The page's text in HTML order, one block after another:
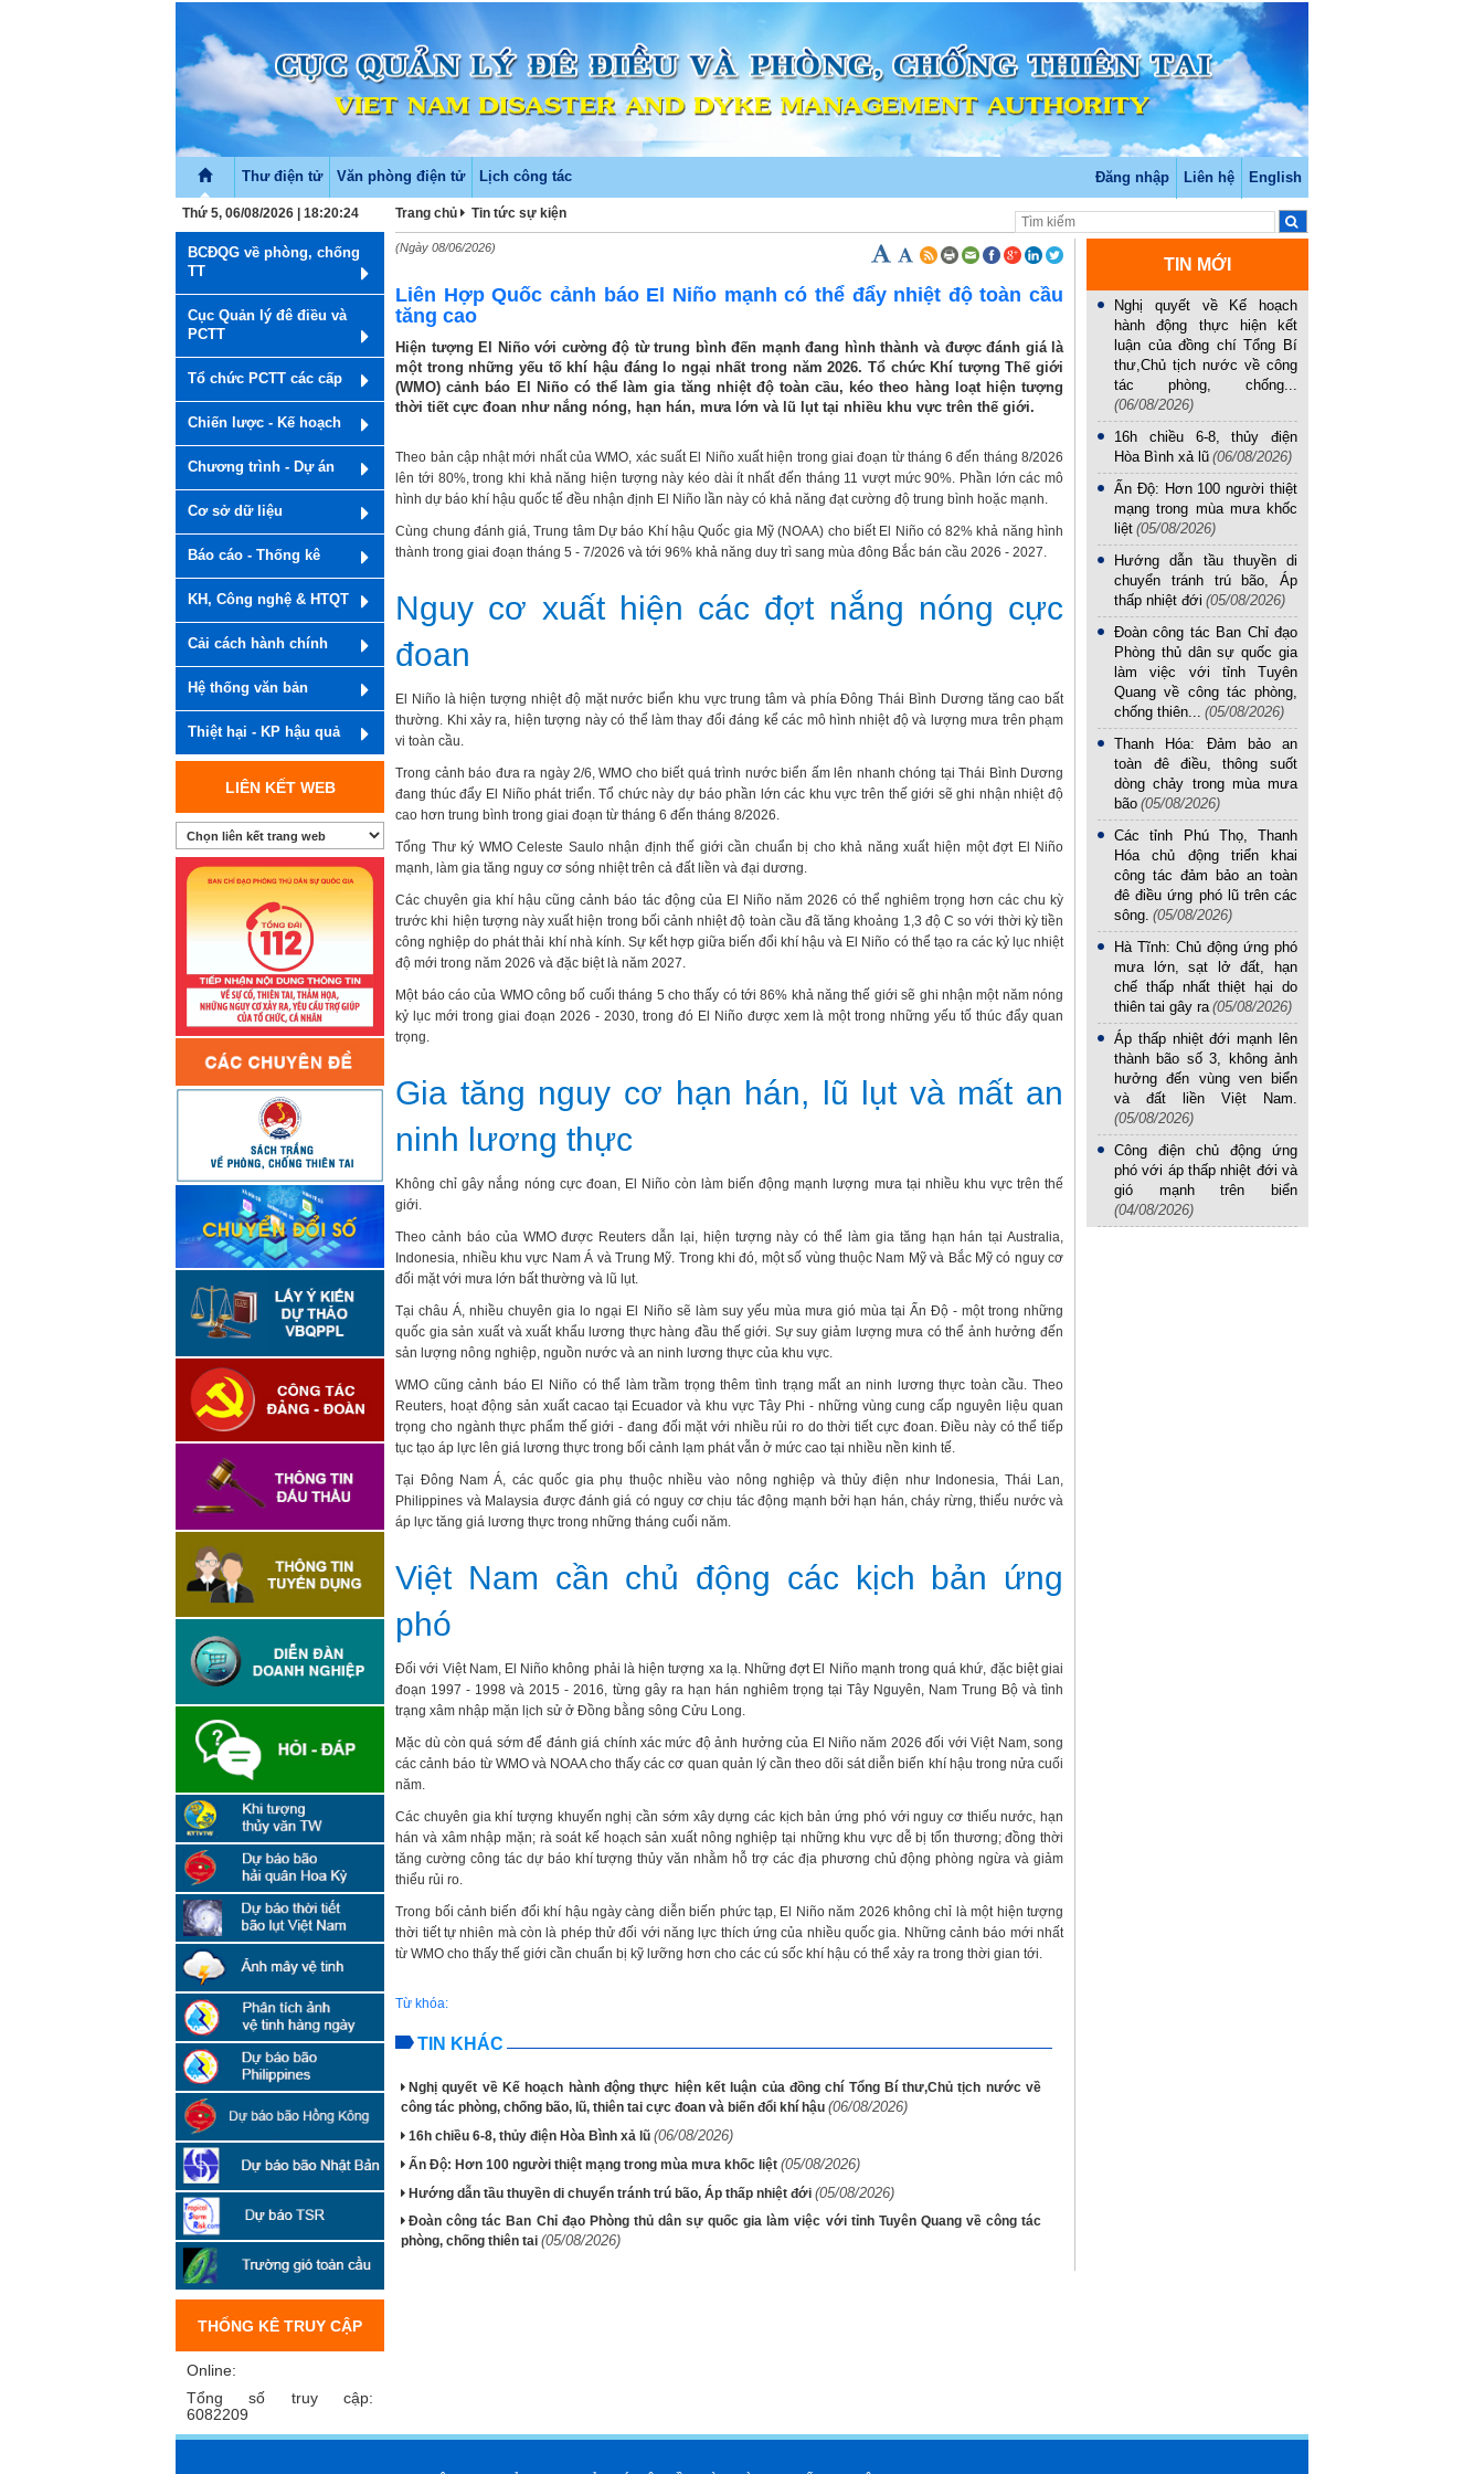
Thư điện tử Văn phòng điện tử Lịch công tác Đăng nhập Liên hệ English
Thứ 5, 06/08/2026 | 18:20:24 Trang chủ Tin tức sự kiện
BCĐQG về phòng, chống
TT
Cục Quản lý đê điều và
PCTT
Tổ chức PCTT các cấp
Chiến lược - Kế hoạch
Chương trình - Dự án
Cơ sở dữ liệu
Báo cáo - Thống kê
KH, Công nghệ & HTQT
Cải cách hành chính
Hệ thống văn bản
Thiệt hại - KP hậu quả
LIÊN KẾT WEB
THỐNG KÊ TRUY CẬP
Online:
Tổng số truy cập:
6082209
(Ngày 08/06/2026)
Liên Hợp Quốc cảnh báo El Niño mạnh có thể đẩy nhiệt độ toàn cầu
tăng cao
Hiện tượng El Niño với cường độ từ trung bình đến mạnh đang hình thành và được đánh giá là
một trong những yếu tố khí hậu đáng lo ngại nhất trong năm 2026. Tổ chức Khí tượng Thế giới
(WMO) cảnh báo El Niño có thể làm gia tăng nhiệt độ toàn cầu, kéo theo hàng loạt hiện tượng
thời tiết cực đoan như nắng nóng, hạn hán, mưa lớn và lũ lụt tại nhiều khu vực trên thế giới.
Theo bản cập nhật mới nhất của WMO, xác suất El Niño xuất hiện trong giai đoạn từ tháng 6 đến tháng 8/2026
lên tới 80%, trong khi khả năng hiện tượng này kéo dài ít nhất đến tháng 11 vượt mức 90%. Phần lớn các mô
hình dự báo khí hậu quốc tế đều nhận định El Niño lần này có khả năng đạt cường độ trung bình hoặc mạnh.
Cùng chung đánh giá, Trung tâm Dự báo Khí hậu Quốc gia Mỹ (NOAA) cho biết El Niño có 82% khả năng hình
thành trong giai đoạn tháng 5 - 7/2026 và tới 96% khả năng duy trì sang mùa đông Bắc bán cầu 2026 - 2027.
Nguy cơ xuất hiện các đợt nắng nóng cực
đoan
El Niño là hiện tượng nhiệt độ mặt nước biển khu vực trung tâm và phía Đông Thái Bình Dương tăng cao bất
thường. Khi xảy ra, hiện tượng này có thể làm thay đổi đáng kể các mô hình nhiệt độ và lượng mưa trên phạm
vi toàn cầu.
Trong cảnh báo đưa ra ngày 2/6, WMO cho biết quá trình nước biển ấm lên nhanh chóng tại Thái Bình Dương
đang thúc đẩy El Niño phát triển. Tổ chức này dự báo phần lớn các khu vực trên thế giới sẽ ghi nhận nhiệt độ
cao hơn trung bình trong giai đoạn từ tháng 6 đến tháng 8/2026.
Tổng Thư ký WMO Celeste Saulo nhận định thế giới cần chuẩn bị cho khả năng xuất hiện một đợt El Niño
mạnh, làm gia tăng nguy cơ sóng nhiệt trên cả đất liền và đại dương.
Các chuyên gia khí hậu cũng cảnh báo tác động của El Niño năm 2026 có thể nghiêm trọng hơn các chu kỳ
trước khi hiện tượng này xuất hiện trong bối cảnh nhiệt độ toàn cầu đã tăng khoảng 1,3 độ C so với thời kỳ tiền
công nghiệp do phát thải khí nhà kính. Sự kết hợp giữa biến đổi khí hậu và El Niño có thể tạo ra các kỷ lục nhiệt
độ mới trong năm 2026 và đặc biệt là năm 2027.
Một báo cáo của WMO công bố cuối tháng 5 cho thấy có tới 86% khả năng thế giới sẽ ghi nhận một năm nóng
kỷ lục mới trong giai đoạn 2026 - 2030, trong đó El Niño được xem là một trong những yếu tố thúc đẩy quan
trọng.
Gia tăng nguy cơ hạn hán, lũ lụt và mất an
ninh lương thực
Không chỉ gây nắng nóng cực đoan, El Niño còn làm biến động mạnh lượng mưa tại nhiều khu vực trên thế
giới.
Theo cảnh báo của WMO được Reuters dẫn lại, hiện tượng này có thể làm gia tăng hạn hán tại Australia,
Indonesia, nhiều khu vực Nam Á và Trung Mỹ. Trong khi đó, một số vùng thuộc Nam Mỹ và Bắc Mỹ có nguy cơ
đối mặt với mưa lớn bất thường và lũ lụt.
Tại châu Á, nhiều chuyên gia lo ngại El Niño sẽ làm suy yếu mùa mưa gió mùa tại Ấn Độ - một trong những
quốc gia sản xuất và xuất khẩu lương thực hàng đầu thế giới. Sự suy giảm lượng mưa có thể ảnh hưởng đến
sản lượng nông nghiệp, nguồn nước và an ninh lương thực của khu vực.
WMO cũng cảnh báo El Niño có thể làm trầm trọng thêm tình trạng mất an ninh lương thực toàn cầu. Theo
Reuters, hoạt động sản xuất cacao tại Ecuador và khu vực Tây Phi - những vùng cung cấp nguyên liệu quan
trọng cho ngành thực phẩm thế giới - đang đối mặt với nhiều rủi ro do thời tiết cực đoan. Điều này có thể tiếp
tục tạo áp lực lên giá lương thực trong bối cảnh lạm phát vẫn ở mức cao tại nhiều nền kinh tế.
Tại Đông Nam Á, các quốc gia phụ thuộc nhiều vào nông nghiệp và thủy điện như Indonesia, Thái Lan,
Philippines và Malaysia được đánh giá có nguy cơ chịu tác động mạnh bởi hạn hán, cháy rừng, thiếu nước và
áp lực tăng giá lương thực trong những tháng cuối năm.
Việt Nam cần chủ động các kịch bản ứng
phó
Đối với Việt Nam, El Niño không phải là hiện tượng xa lạ. Những đợt El Niño mạnh trong quá khứ, đặc biệt giai
đoạn 1997 - 1998 và 2015 - 2016, từng gây ra hạn hán nghiêm trọng tại Tây Nguyên, Nam Trung Bộ và tình
trạng xâm nhập mặn lịch sử ở Đồng bằng sông Cửu Long.
Mặc dù còn quá sớm để đánh giá chính xác mức độ ảnh hưởng của El Niño năm 2026 đối với Việt Nam, song
các cảnh báo từ WMO và NOAA cho thấy các cơ quan quản lý cần theo dõi sát diễn biến khí hậu trong nửa cuối
năm.
Các chuyên gia khí tượng khuyến nghị cần sớm xây dựng các kịch bản ứng phó với nguy cơ thiếu nước, hạn
hán và xâm nhập mặn; rà soát kế hoạch sản xuất nông nghiệp tại những khu vực dễ bị tổn thương; đồng thời
tăng cường công tác dự báo khí tượng thủy văn nhằm hỗ trợ các địa phương chủ động phòng ngừa và giảm
thiểu rủi ro.
Trong bối cảnh biến đổi khí hậu ngày càng diễn biến phức tạp, El Niño năm 2026 không chỉ là một hiện tượng
thời tiết tự nhiên mà còn là phép thử đối với năng lực thích ứng của nhiều quốc gia. Những cảnh báo mới nhất
từ WMO cho thấy thế giới cần chuẩn bị kỹ lưỡng hơn cho các cú sốc khí hậu có thể xảy ra trong thời gian tới.
Từ khóa:
TIN KHÁC
Nghị quyết về Kế hoạch hành động thực hiện kết luận của đồng chí Tổng Bí thư,Chủ tịch nước về
công tác phòng, chống bão, lũ, thiên tai cực đoan và biến đổi khí hậu(06/08/2026)
16h chiều 6-8, thủy điện Hòa Bình xả lũ(06/08/2026)
Ấn Độ: Hơn 100 người thiệt mạng trong mùa mưa khốc liệt(05/08/2026)
Hướng dẫn tầu thuyền di chuyển tránh trú bão, Áp thấp nhiệt đới(05/08/2026)
Đoàn công tác Ban Chỉ đạo Phòng thủ dân sự quốc gia làm việc với tỉnh Tuyên Quang về công tác
phòng, chống thiên tai(05/08/2026)
TIN MỚI
Nghị quyết về Kế hoạch
hành động thực hiện kết
luận của đồng chí Tổng Bí
thư,Chủ tịch nước về công
tác phòng, chống...
(06/08/2026)
16h chiều 6-8, thủy điện
Hòa Bình xả lũ (06/08/2026)
Ấn Độ: Hơn 100 người thiệt
mạng trong mùa mưa khốc
liệt (05/08/2026)
Hướng dẫn tầu thuyền di
chuyển tránh trú bão, Áp
thấp nhiệt đới (05/08/2026)
Đoàn công tác Ban Chỉ đạo
Phòng thủ dân sự quốc gia
làm việc với tỉnh Tuyên
Quang về công tác phòng,
chống thiên... (05/08/2026)
Thanh Hóa: Đảm bảo an
toàn đê điều, thông suốt
dòng chảy trong mùa mưa
bão (05/08/2026)
Các tỉnh Phú Thọ, Thanh
Hóa chủ động triển khai
công tác đảm bảo an toàn
đê điều ứng phó lũ trên các
sông. (05/08/2026)
Hà Tĩnh: Chủ động ứng phó
mưa lớn, sạt lở đất, hạn
chế thấp nhất thiệt hại do
thiên tai gây ra (05/08/2026)
Áp thấp nhiệt đới mạnh lên
thành bão số 3, không ảnh
hưởng đến vùng ven biển
và đất liền Việt Nam.
(05/08/2026)
Công điện chủ động ứng
phó với áp thấp nhiệt đới và
gió mạnh trên biển
(04/08/2026)